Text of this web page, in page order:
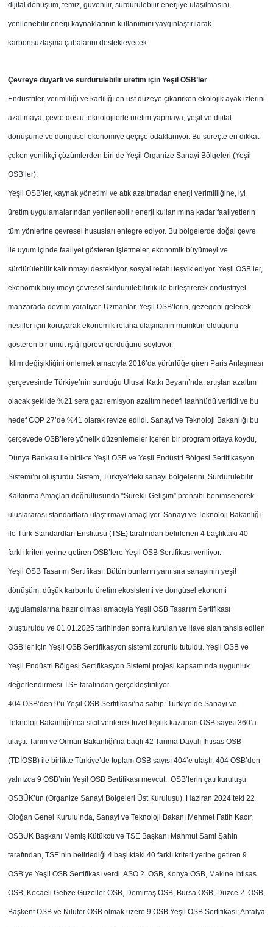
dijital dönüşüm, temiz, güvenilir, sürdürülebilir enerjiye ulaşılmasını,
yenilenebilir enerji kaynaklarının kullanımını yaygınlaştırılarak
karbonsuzlaşma çabalarını destekleyecek.
Çevreye duyarlı ve sürdürülebilir üretim için Yeşil OSB’ler
Endüstriler, verimliliği ve karlılığı en üst düzeye çıkarırken ekolojik ayak izlerini
azaltmaya, çevre dostu teknolojilerle üretim yapmaya, yeşil ve dijital
dönüşüme ve döngüsel ekonomiye geçişe odaklanıyor. Bu süreçte en dikkat
çeken yenilikçi çözümlerden biri de Yeşil Organize Sanayi Bölgeleri (Yeşil
OSB’ler).
Yeşil OSB’ler, kaynak yönetimi ve atık azaltmadan enerji verimliliğine, iyi
üretim uygulamalarından yenilenebilir enerji kullanımına kadar faaliyetlerin
tüm yönlerine çevresel hususları entegre ediyor. Bu bölgelerde doğal çevre
ile uyum içinde faaliyet gösteren işletmeler, ekonomik büyümeyi ve
sürdürülebilir kalkınmayı destekliyor, sosyal refahı teşvik ediyor. Yeşil OSB’ler,
ekonomik büyümeyi çevresel sürdürülebilirlik ile birleştirerek endüstriyel
manzarada devrim yaratıyor. Uzmanlar, Yeşil OSB’lerin, gezegeni gelecek
nesiller için koruyarak ekonomik refaha ulaşmanın mümkün olduğunu
gösteren bir umut ışığı görevi gördüğünü söylüyor.
İklim değişikliğini önlemek amacıyla 2016’da yürürlüğe giren Paris Anlaşması
çerçevesinde Türkiye’nin sunduğu Ulusal Katkı Beyanı’nda, artıştan azaltım
olacak şekilde %21 sera gazı emisyon azaltım hedefi taahhüdü verildi ve bu
hedef COP 27’de %41 olarak revize edildi. Sanayi ve Teknoloji Bakanlığı bu
çerçevede OSB’lere yönelik düzenlemeler içeren bir program ortaya koydu,
Dünya Bankası ile birlikte Yeşil OSB ve Yeşil Endüstri Bölgesi Sertifikasyon
Sistemi’ni oluşturdu. Sistem, Türkiye’deki sanayi bölgelerini, Sürdürülebilir
Kalkınma Amaçları doğrultusunda “Sürekli Gelişim” prensibi benimsenerek
uluslararası standartlara ulaştırmayı amaçlıyor. Sanayi ve Teknoloji Bakanlığı
ile Türk Standardları Enstitüsü (TSE) tarafından belirlenen 4 başlıktaki 40
farklı kriteri yerine getiren OSB’lere Yeşil OSB Sertifikası veriliyor.
Yeşil OSB Tasarım Sertifikası: Bütün bunların yanı sıra sanayinin yeşil
dönüşüm, düşük karbonlu üretim ekosistemi ve döngüsel ekonomi
uygulamalarına hazır olması amacıyla Yeşil OSB Tasarım Sertifikası
oluşturuldu ve 01.01.2025 tarihinden sonra kurulan ve ilave alan tahsis edilen
OSB’ler için Yeşil OSB Sertifikasyon sistemi zorunlu tutuldu. Yeşil OSB ve
Yeşil Endüstri Bölgesi Sertifikasyon Sistemi projesi kapsamında uygunluk
değerlendirmesi TSE tarafından gerçekleştiriliyor.
404 OSB’den 9’u Yeşil OSB Sertifikası’na sahip: Türkiye’de Sanayi ve
Teknoloji Bakanlığı’nca sicil verilerek tüzel kişilik kazanan OSB sayısı 360’a
ulaştı. Tarım ve Orman Bakanlığı’na bağlı 42 Tarıma Dayalı İhtisas OSB
(TDİOSB) ile birlikte Türkiye’de toplam OSB sayısı 404’e ulaştı. 404 OSB’den
yalnızca 9 OSB’nin Yeşil OSB Sertifikası mevcut. OSB’lerin çatı kuruluşu
OSBÜK’ün (Organize Sanayi Bölgeleri Üst Kuruluşu), Haziran 2024’teki 22
Oloğan Genel Kurulu’nda, Sanayi ve Teknoloji Bakanı Mehmet Fatih Kacır,
OSBÜK Başkanı Memiş Kütükcü ve TSE Başkanı Mahmut Sami Şahin
tarafından, TSE’nin belirlediği 4 başlıktaki 40 farklı kriteri yerine getiren 9
OSB’ye Yeşil OSB Sertifikası verdi. ASO 2. OSB, Konya OSB, Makine İhtisas
OSB, Kocaeli Gebze Güzeller OSB, Demirtaş OSB, Bursa OSB, Düzce 2. OSB,
Başkent OSB ve Nilüfer OSB olmak üzere 9 OSB Yeşil OSB Sertifikası; Antalya